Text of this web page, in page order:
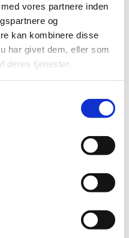
vores partnere inden
og
kan kombinere disse
har givet dem, eller som
deres tjenester.